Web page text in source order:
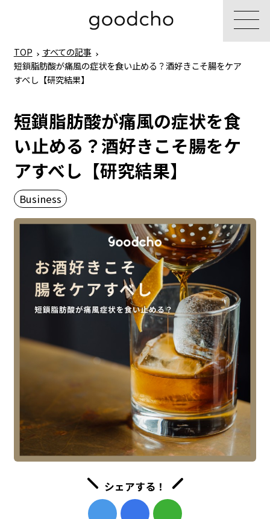
TOP
すべての記事
短鎖脂肪酸が痛風の症状を食い止める？酒好きこそ腸をケア
すべし【研究結果】
短鎖脂肪酸が痛風の症状を食
い止める？酒好きこそ腸をケ
アすべし【研究結果】
Business
シェアする！